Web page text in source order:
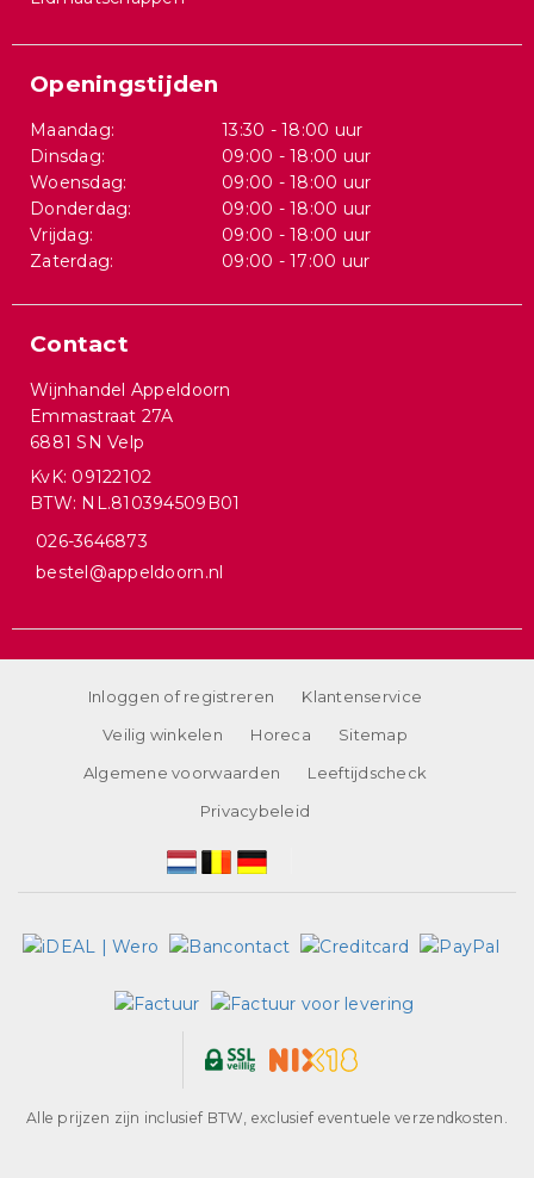
Openingstijden
Maandag:
13:30 - 18:00 uur
Dinsdag:
09:00 - 18:00 uur
Woensdag:
09:00 - 18:00 uur
Donderdag:
09:00 - 18:00 uur
Vrijdag:
09:00 - 18:00 uur
Zaterdag:
09:00 - 17:00 uur
Contact
Wijnhandel Appeldoorn
Emmastraat 27A
6881 SN Velp
KvK: 09122102
BTW: NL.810394509B01
026-3646873
bestel@appeldoorn.nl
Inloggen of registreren
Klantenservice
Veilig winkelen
Horeca
Sitemap
Algemene voorwaarden
Leeftijdscheck
Privacybeleid
Alle prijzen zijn inclusief BTW, exclusief eventuele verzendkosten.